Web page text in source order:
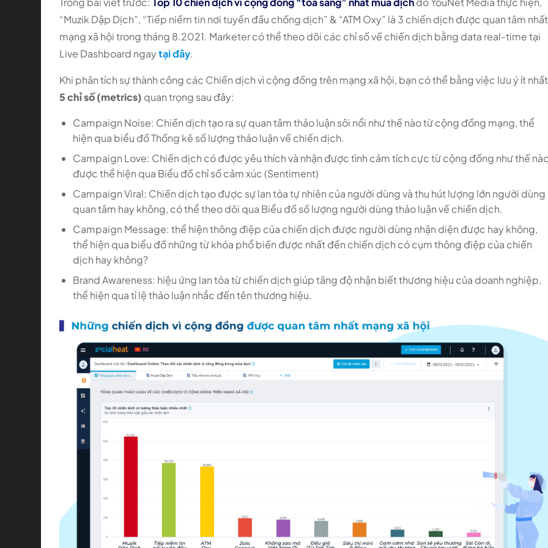
“Muzik Dập Dịch”, “Tiếp niềm tin nơi tuyến đầu chống dịch” & “ATM Oxy” là 3 chiến dịch được quan tâm nhất
mạng xã hội trong tháng 8.2021. Marketer có thể theo dõi các chỉ số về chiến dịch bằng data real-time tại
Live Dashboard ngaytại đây.
Khi phân tích sự thành công các Chiến dịch vì cộng đồng trên mạng xã hội, bạn có thể bằng việc lưu ý ít nhất
5 chỉ số (metrics) quan trọng sau đây:
Campaign Noise: Chiến dịch tạo ra sự quan tâm thảo luận sôi nổi như thế nào từ cộng đồng mạng, thể
hiện qua biểu đồ Thống kê số lượng thảo luận về chiến dịch.
Campaign Love: Chiến dịch có được yêu thích và nhận được tình cảm tích cực từ cộng đồng như thế
được thể hiện qua Biểu đồ chỉ số cảm xúc (Sentiment)
Campaign Viral: Chiến dịch tạo được sự lan tỏa tự nhiên của người dùng và thu hút lượng lớn người dùng
quan tâm hay không, có thể theo dõi qua Biểu đồ số lượng người dùng thảo luận về chiến dịch.
Campaign Message: thể hiện thông điệp của chiến dịch được người dùng nhận diện được hay không,
thể hiện qua biểu đồ những từ khóa phổ biến được nhất đến chiến dịch có cụm thông điệp của chiến
dịch hay không?
Brand Awareness: hiệu ứng lan tỏa từ chiến dịch giúp tăng độ nhận biết thương hiệu của doanh nghiệp,
thể hiện qua tỉ lệ thảo luận nhắc đến tên thương hiệu.